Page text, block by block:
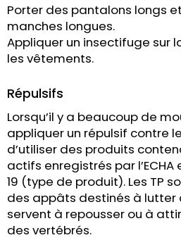
Porter des pantalons longs
manches longues.
Appliquer un insectifuge sur
les vêtements.
Répulsifs
Lorsqu’il y a beaucoup de
appliquer un répulsif contre
d’utiliser des produits
actifs enregistrés par l’ECHA
19 (type de produit). Les TP
des appâts destinés à lutter
servent à repousser ou à
des vertébrés.